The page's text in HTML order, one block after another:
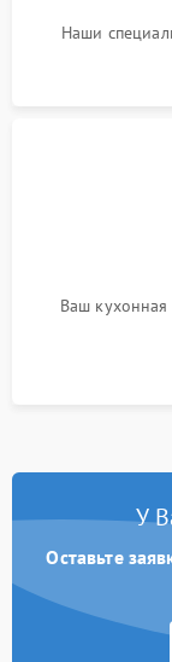
Наши
Ваш кухонная
У
Оставьте